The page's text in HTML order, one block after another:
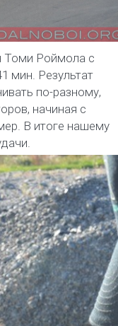
Томи Роймола с
мин. Результат
по-разному,
начиная с
В итоге нашему